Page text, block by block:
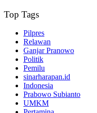
Top Tags
Pilpres
Relawan
Ganjar Pranowo
Politik
Pemilu
sinarharapan.id
Indonesia
Prabowo Subianto
UMKM